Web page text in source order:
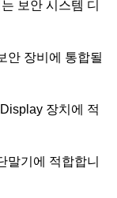
보안 시스템 디
안 장비에 통합될
장치에 적
말기에 적합합니